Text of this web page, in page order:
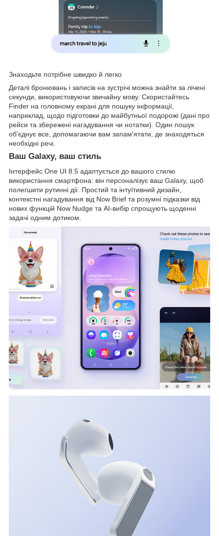
Знаходьте потрібне швидко й легко
Деталі бронювань і записів на зустрічі можна знайти за лічені
секунди, використовуючи звичайну мову. Скористайтесь
Finder на головному екрані для пошуку інформації,
наприклад, щодо підготовки до майбутньої подорожі (дані про
рейси та збережені нагадування чи нотатки). Один пошук
об'єднує все, допомагаючи вам запам'ятати, де знаходяться
необхідні речі.
Ваш Galaxy, ваш стиль
Інтерфейс One UI 8.5 адаптується до вашого стилю
використання смартфона: він персоналізує ваш Galaxy, щоб
полегшити рутинні дії. Простий та інтуїтивний дизайн,
контекстні нагадування від Now Brief та розумні підказки від
нових функцій Now Nudge та AI-вибір спрощують щоденні
задачі одним дотиком.